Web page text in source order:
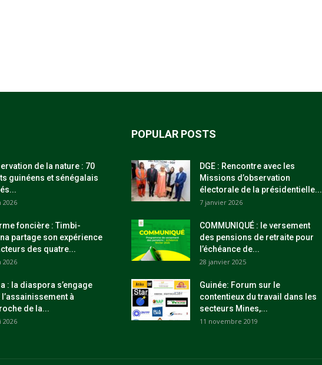
de la nature : 70
guinéens et sénégalais
2026
foncière : Timbi-
partage son expérience
des quatre...
2026
: la diaspora s’engage
l’assainissement à
de la...
2026
POPULAR POSTS
DGE : Rencontre avec les
Missions d’observation
électorale de la présidentielle...
7 janvier 2026
COMMUNIQUÉ : le versement
des pensions de retraite pour
l’échéance de...
28 janvier 2025
Guinée: Forum sur le
contentieux du travail dans les
secteurs Mines,...
11 novembre 2019